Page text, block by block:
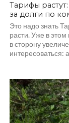
Тарифы
за долги по
Это надо знать
расти. Уже в
в сторону
интересоваться: